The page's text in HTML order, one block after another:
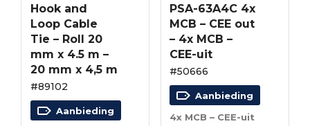
Hook and
Loop Cable
Tie – Roll 20
mm x 4.5 m –
20 mm x 4,5 m
#89102
Aanbieding
PSA-63A4C 4x
MCB – CEE out
– 4x MCB –
CEE-uit
#50666
Aanbieding
4x MCB – CEE-uit